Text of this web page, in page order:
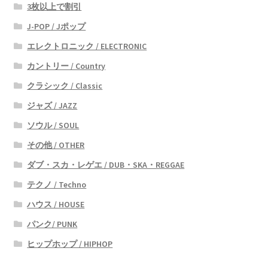
3枚以上で割引
J-POP / Jポップ
エレクトロニック / ELECTRONIC
カントリー / Country
クラシック / Classic
ジャズ / JAZZ
ソウル / SOUL
その他 / OTHER
ダブ・スカ・レゲエ / DUB・SKA・REGGAE
テクノ / Techno
ハウス / HOUSE
パンク/ PUNK
ヒップホップ / HIPHOP